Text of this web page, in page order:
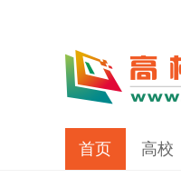
首页 高校